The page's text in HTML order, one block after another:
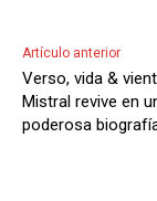
Artículo anterior
Verso, vida &
Mistral revive en
poderosa